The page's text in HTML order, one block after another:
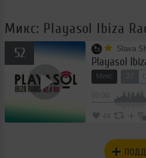
Микс: Playasol Ibiza
52 Slava
Playasol
Микс 27